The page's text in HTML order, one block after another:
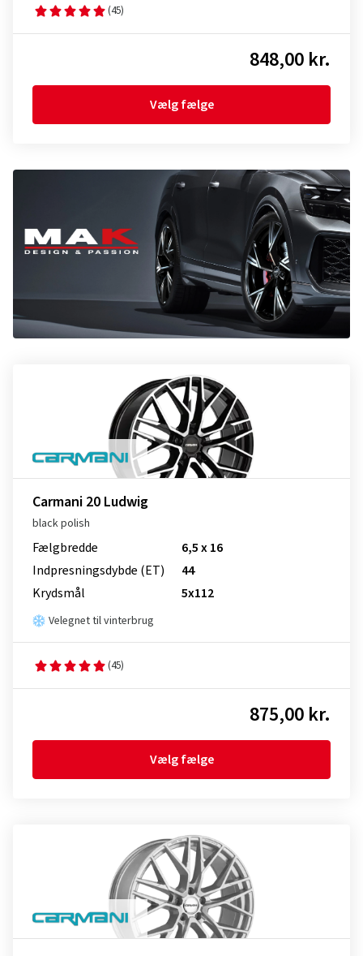
(45)
848,00 kr.
Vælg fælge
Carmani 20 Ludwig
black polish
Fælgbredde
6,5 x 16
Indpresnings­dybde (ET)
44
Krydsmål
5x112
Velegnet til vinterbrug
(45)
875,00 kr.
Vælg fælge